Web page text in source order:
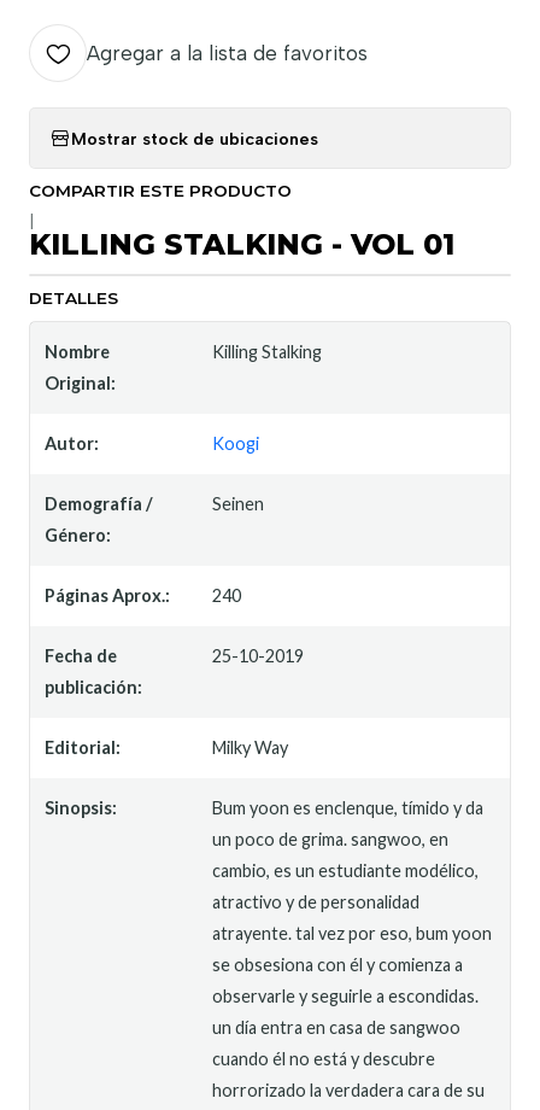
Agregar a la lista de favoritos
Mostrar stock de ubicaciones
COMPARTIR ESTE PRODUCTO
KILLING STALKING - VOL 01
DETALLES
Nombre
Original:
Killing Stalking
Autor: Koogi
Demografía /
Género:
Seinen
Páginas Aprox.: 240
Fecha de
publicación:
25-10-2019
Editorial: Milky Way
Sinopsis:
Bum yoon es enclenque, tímido y da
un poco de grima. sangwoo, en
cambio, es un estudiante modélico,
atractivo y de personalidad
atrayente. tal vez por eso, bum yoon
se obsesiona con él y comienza a
observarle y seguirle a escondidas.
un día entra en casa de sangwoo
cuando él no está y descubre
horrorizado la verdadera cara de su